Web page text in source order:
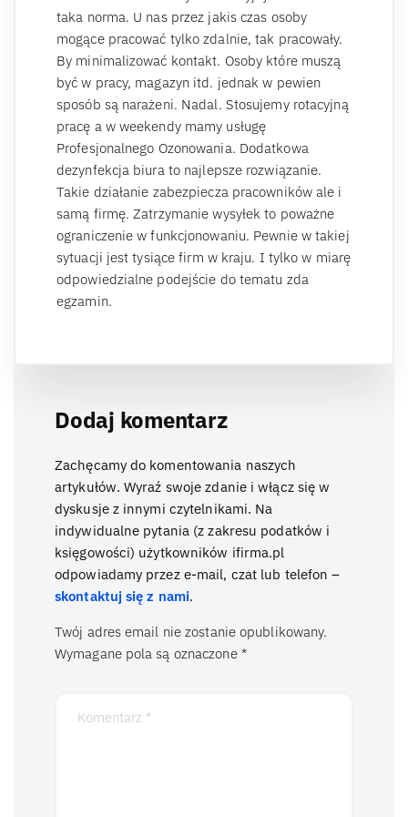
taka norma. U nas przez jakis czas osoby
mogące pracować tylko zdalnie, tak pracowały.
By minimalizować kontakt. Osoby które muszą
być w pracy, magazyn itd. jednak w pewien
sposób są narażeni. Nadal. Stosujemy rotacyjną
pracę a w weekendy mamy usługę
Profesjonalnego Ozonowania. Dodatkowa
dezynfekcja biura to najlepsze rozwiązanie.
Takie działanie zabezpiecza pracowników ale i
samą firmę. Zatrzymanie wysyłek to poważne
ograniczenie w funkcjonowaniu. Pewnie w takiej
sytuacji jest tysiące firm w kraju. I tylko w miarę
odpowiedzialne podejście do tematu zda
egzamin.
Dodaj komentarz
Zachęcamy do komentowania naszych
artykułów. Wyraź swoje zdanie i włącz się w
dyskusje z innymi czytelnikami. Na
indywidualne pytania (z zakresu podatków i
księgowości) użytkowników ifirma.pl
odpowiadamy przez e-mail, czat lub telefon –
skontaktuj się z nami.
Twój adres email nie zostanie opublikowany.
Wymagane pola są oznaczone *